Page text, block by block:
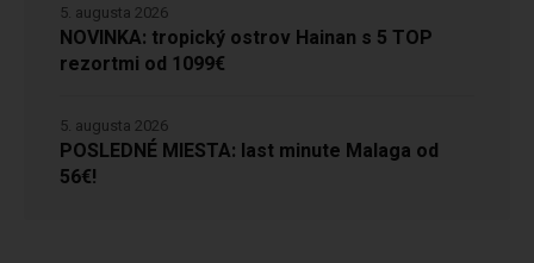
NOVINKA: tropický ostrov Hainan s 5 TOP
rezortmi od 1099€
5. augusta 2026
POSLEDNÉ MIESTA: last minute Malaga od
56€!
5. augusta 2026